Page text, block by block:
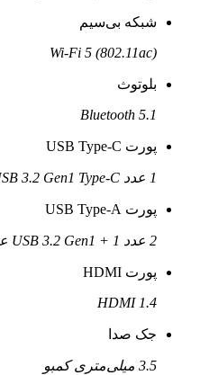
شبکه بی‌سیم
Wi-Fi 5 (802.11ac)
بلوتوث
Bluetooth 5.1
پورت USB Type-C
1 عدد USB 3.2 Gen1 Type-C
پورت USB Type-A
2 عدد USB 3.2 Gen1 + 1 عدد USB 2.0
پورت HDMI
HDMI 1.4
جک صدا
3.5 میلی‌متری کمبو